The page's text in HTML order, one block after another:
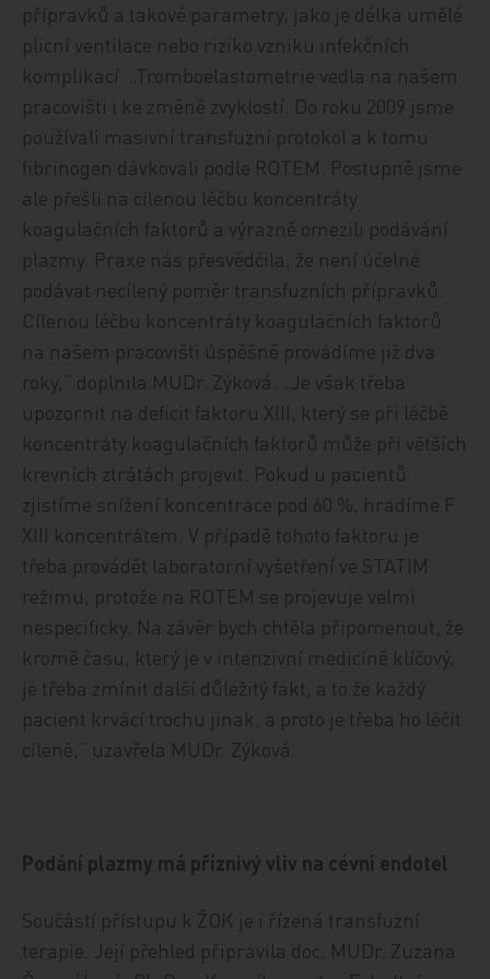
přípravků a takové parametry, jako je délka umělé
plicní ventilace nebo riziko vzniku infekčních
komplikací. „Tromboelastometrie vedla na našem
pracovišti i ke změně zvyklostí. Do roku 2009 jsme
používali masivní transfuzní protokol a k tomu
fibrinogen dávkovali podle ROTEM. Postupně jsme
ale přešli na cílenou léčbu koncentráty
koagulačních faktorů a výrazně omezili podávání
plazmy. Praxe nás přesvědčila, že není účelné
podávat necílený poměr transfuzních přípravků.
Cílenou léčbu koncentráty koagulačních faktorů
na našem pracovišti úspěšně provádíme již dva
roky,“ doplnila MUDr. Zýková. „Je však třeba
upozornit na deficit faktoru XIII, který se při léčbě
koncentráty koagulačních faktorů může při větších
krevních ztrátách projevit. Pokud u pacientů
zjistíme snížení koncentrace pod 60 %, hradíme F
XIII koncentrátem. V případě tohoto faktoru je
třeba provádět laboratorní vyšetření ve STATIM
režimu, protože na ROTEM se projevuje velmi
nespecificky. Na závěr bych chtěla připomenout, že
kromě času, který je v intenzivní medicíně klíčový,
je třeba zmínit další důležitý fakt, a to že každý
pacient krvácí trochu jinak, a proto je třeba ho léčit
cíleně,“ uzavřela MUDr. Zýková.
Podání plazmy má příznivý vliv na cévní endotel
Součástí přístupu k ŽOK je i řízená transfuzní
terapie. Její přehled připravila doc. MUDr. Zuzana